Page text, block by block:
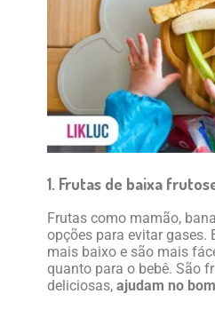
1. Frutas de baixa
Frutas como mamão,
opções para evitar gases.
mais baixo e são mais
quanto para o bebê. São
deliciosas, ajudam no